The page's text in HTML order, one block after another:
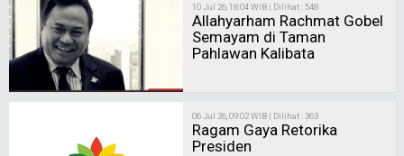
10 Jul 26, 18:04 WIB | Dilihat : 548
Allahyarham Rachmat Gobel
Semayam di Taman
Pahlawan Kalibata
06 Jul 26, 09:02 WIB | Dilihat : 363
Ragam Gaya Retorika
Presiden